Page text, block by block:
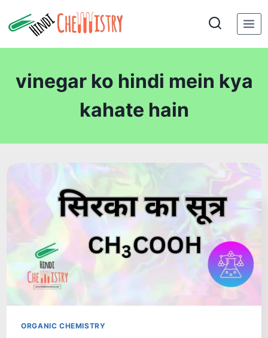
to
vinegar ko hindi mein kya
kahate hain
ORGANIC CHEMISTRY